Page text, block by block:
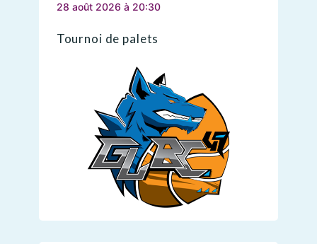
28 août 2026 à 20:30
Tournoi de palets